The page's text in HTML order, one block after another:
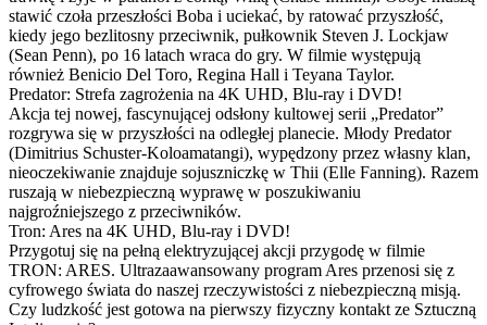
stawić czoła przeszłości Boba i uciekać, by ratować przyszłość,
kiedy jego bezlitosny przeciwnik, pułkownik Steven J. Lockjaw
(Sean Penn), po 16 latach wraca do gry. W filmie występują
również Benicio Del Toro, Regina Hall i Teyana Taylor.
Predator: Strefa zagrożenia na 4K UHD, Blu-ray i DVD!
Akcja tej nowej, fascynującej odsłony kultowej serii „Predator”
rozgrywa się w przyszłości na odległej planecie. Młody Predator
(Dimitrius Schuster-Koloamatangi), wypędzony przez własny klan,
nieoczekiwanie znajduje sojuszniczkę w Thii (Elle Fanning). Razem
ruszają w niebezpieczną wyprawę w poszukiwaniu
najgroźniejszego z przeciwników.
Tron: Ares na 4K UHD, Blu-ray i DVD!
Przygotuj się na pełną elektryzującej akcji przygodę w filmie
TRON: ARES. Ultrazaawansowany program Ares przenosi się z
cyfrowego świata do naszej rzeczywistości z niebezpieczną misją.
Czy ludzkość jest gotowa na pierwszy fizyczny kontakt ze Sztuczną